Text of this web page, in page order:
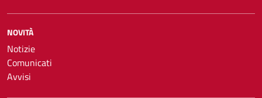
NOVITÀ
Notizie
Comunicati
Avvisi